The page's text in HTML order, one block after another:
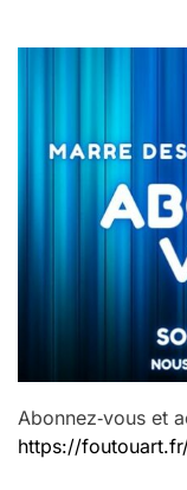
Abonnez‑vous et
https://